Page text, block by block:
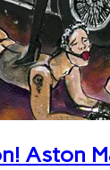
Aston